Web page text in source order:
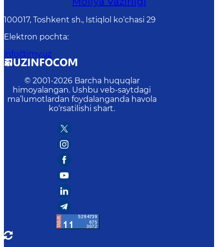
100017, Toshkent sh., Istiqlol ko‘chasi 29
Elektron pochta:
info@imv.uz
© 2001-2026 Barcha huquqlar
himoyalangan. Ushbu veb-saytdagi
ma’lumotlardan foydalanganda havola
ko‘rsatilishi shart.